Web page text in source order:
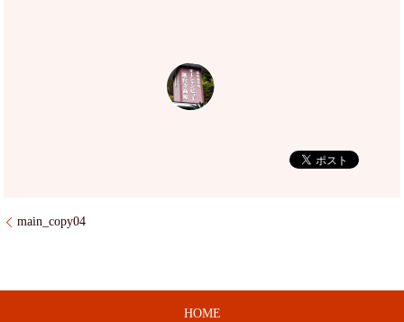
main_copy04
HOME